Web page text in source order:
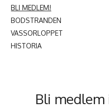
BLI MEDLEM!
BODSTRANDEN
VASSORLOPPET
HISTORIA
Bli medlem